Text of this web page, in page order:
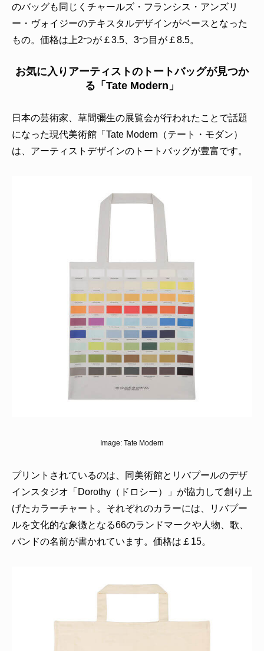
のバッグも同じくチャールズ・フランシス・アンズリ
ー・ヴォイジーのテキスタルデザインがベースとなった
もの。価格は上2つが￡3.5、3つ目が￡8.5。
お気に入りアーティストのトートバッグが見つか
る「Tate Modern」
日本の芸術家、草間彌生の展覧会が行われたことで話題
になった現代美術館「Tate Modern（テート・モダン）
は、アーティストデザインのトートバッグが豊富です。
Image: Tate Modern
プリントされているのは、同美術館とリバプールのデザ
インスタジオ「Dorothy（ドロシー）」が協力して創り上
げたカラーチャート。それぞれのカラーには、リバプー
ルを文化的な象徴となる66のランドマークや人物、歌、
バンドの名前が書かれています。価格は￡15。